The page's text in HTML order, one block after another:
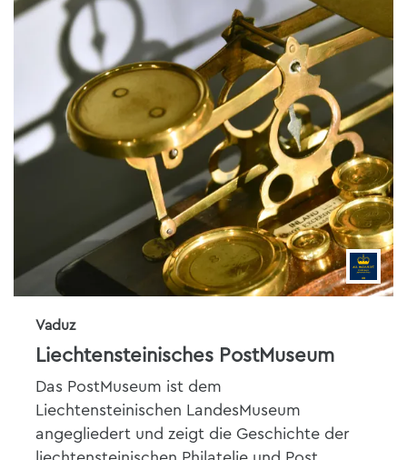
Vaduz
Liechtensteinisches PostMuseum
Das PostMuseum ist dem
Liechtensteinischen LandesMuseum
angegliedert und zeigt die Geschichte der